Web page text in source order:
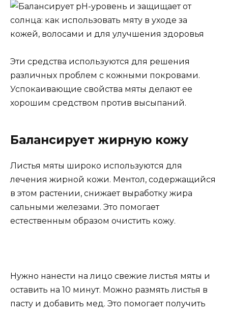
Эти средства используются для решения
различных проблем с кожными покровами.
Успокаивающие свойства мяты делают ее
хорошим средством против высыпаний.
Балансирует жирную кожу
Листья мяты широко используются для
лечения жирной кожи. Ментол, содержащийся
в этом растении, снижает выработку жира
сальными железами. Это помогает
естественным образом очистить кожу.
Нужно нанести на лицо свежие листья мяты и
оставить на 10 минут. Можно размять листья в
пасту и добавить мед. Это помогает получить